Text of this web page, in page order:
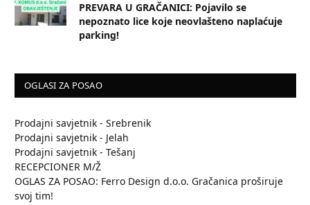
PREVARA U GRAČANICI: Pojavilo se
nepoznato lice koje neovlašteno naplaćuje
parking!
OGLASI ZA POSAO
Prodajni savjetnik - Srebrenik
Prodajni savjetnik - Jelah
Prodajni savjetnik - Tešanj
RECEPCIONER M/Ž
OGLAS ZA POSAO: Ferro Design d.o.o. Gračanica proširuje
svoj tim!